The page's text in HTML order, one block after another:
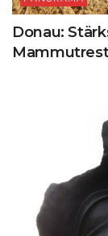
Donau: